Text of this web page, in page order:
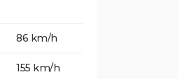
86 km/h
155 km/h